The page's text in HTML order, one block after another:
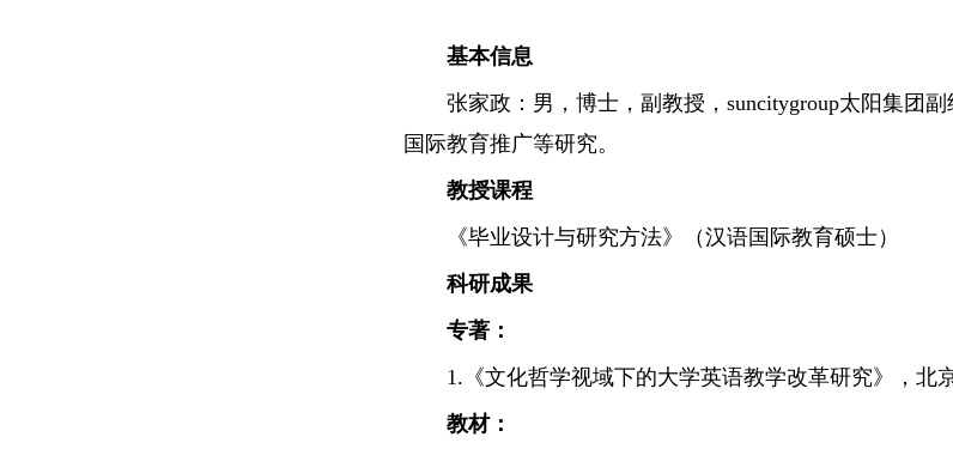
基本信息
张家政：男，博士，副教授，suncitygroup太阳集团
国际教育推广等研究。
教授课程
《毕业设计与研究方法》（汉语国际教育硕士）
科研成果
专著：
1.《文化哲学视域下的大学英语教学改革研究》，北
教材：